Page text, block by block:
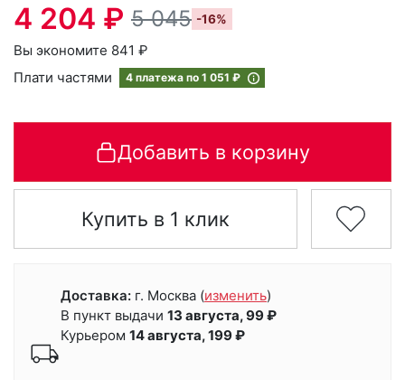
4 204 ₽ 5 045 -16%
Вы экономите 841 ₽
Плати частями
4 платежа по 1 051 ₽
Добавить в корзину
Купить в 1 клик
Доставка: г. Москва (изменить)
В пункт выдачи 13 августа, 99 ₽
Курьером 14 августа, 199 ₽